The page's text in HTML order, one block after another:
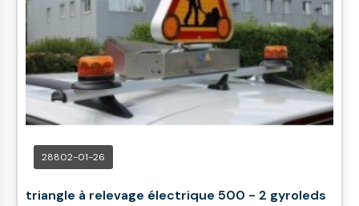
28802-01-26
triangle à relevage électrique 500 - 2 gyroleds